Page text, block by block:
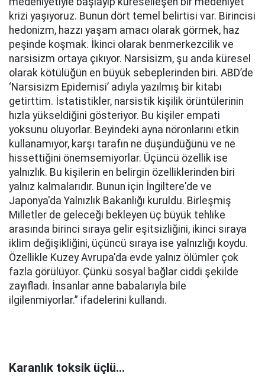
krizi yaşıyoruz. Bunun dört temel belirtisi var. Birincisi
hedonizm, hazzı yaşam amacı olarak görmek, haz
peşinde koşmak. İkinci olarak benmerkezcilik ve
narsisizm ortaya çıkıyor. Narsisizm, şu anda küresel
olarak kötülüğün en büyük sebeplerinden biri. ABD’de
‘Narsisizm Epidemisi’ adıyla yazılmış bir kitabı
getirttim. İstatistikler, narsistik kişilik örüntülerinin
hızla yükseldiğini gösteriyor. Bu kişiler empati
yoksunu oluyorlar. Beyindeki ayna nöronlarını etkin
kullanamıyor, karşı tarafın ne düşündüğünü ve ne
hissettiğini önemsemiyorlar. Üçüncü özellik ise
yalnızlık. Bu kişilerin en belirgin özelliklerinden biri
yalnız kalmalarıdır. Bunun için İngiltere'de ve
Japonya'da Yalnızlık Bakanlığı kuruldu. Birleşmiş
Milletler de geleceği bekleyen üç büyük tehlike
arasında birinci sıraya gelir eşitsizliğini, ikinci sıraya
iklim değişikliğini, üçüncü sıraya ise yalnızlığı koydu.
Özellikle Kuzey Avrupa'da evde yalnız ölümler çok
fazla görülüyor. Çünkü sosyal bağlar ciddi şekilde
zayıfladı. İnsanlar anne babalarıyla bile
ilgilenmiyorlar.” ifadelerini kullandı.
Karanlık toksik üçlü…